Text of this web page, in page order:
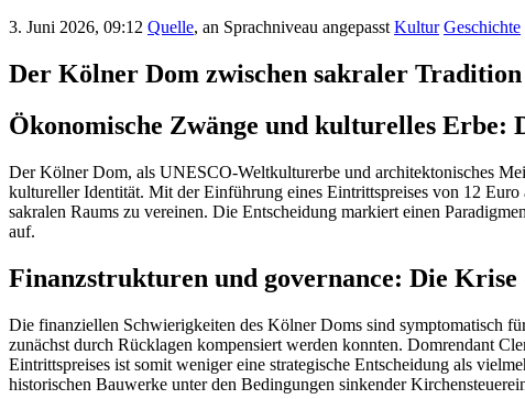
3. Juni 2026, 09:12 Quelle, an Sprachniveau angepasst Kultur Geschichte
Der Kölner Dom zwischen sakraler
Ökonomische Zwänge und kulturelles Erbe:
Der Kölner Dom, als UNESCO-Weltkulturerbe und architektonisches
kultureller Identität. Mit der Einführung eines Eintrittspreises von 12
sakralen Raums zu vereinen. Die Entscheidung markiert einen
auf.
Finanzstrukturen und governance: Die
Die finanziellen Schwierigkeiten des Kölner Doms sind symptomatisch
zunächst durch Rücklagen kompensiert werden konnten. Domrendant
Eintrittspreises ist somit weniger eine strategische Entscheidung als
historischen Bauwerke unter den Bedingungen sinkender